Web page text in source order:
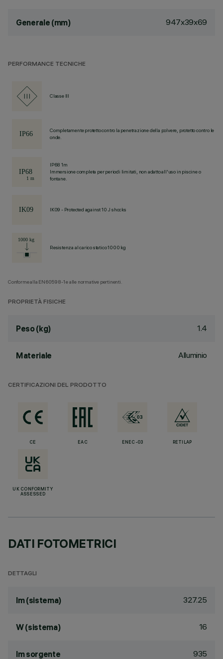
Generale (mm) 947x39x69
PERFORMANCE TECNICHE
Classe III
Completamente protetto contro la penetrazione della polvere, protetto contro le
onde.
IP68 1m
Immersione completa per periodi limitati, non adatto all'uso in piscine o
fontane.
IK09 - Protected against 10 J shocks
Resistenza al carico statico 1000 kg
Conforme alla EN60598-1 e alle normative pertinenti.
PROPRIETÀ FISICHE
Peso (kg) 1.4
Materiale Alluminio
CERTIFICAZIONI DEL PRODOTTO
CE EAC ENEC-03 RETILAP
UK CONFORMITY
ASSESSED
DATI FOTOMETRICI
DETTAGLI
lm (sistema) 327.25
W (sistema) 16
lm sorgente 935